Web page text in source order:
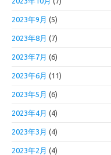
2023年9月 (5)
2023年8月 (7)
2023年7月 (6)
2023年6月 (11)
2023年5月 (6)
2023年4月 (4)
2023年3月 (4)
2023年2月 (4)